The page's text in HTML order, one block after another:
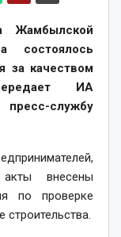
Жамбылской
состоялось
за качеством
ИА
службу
внесены
по проверке